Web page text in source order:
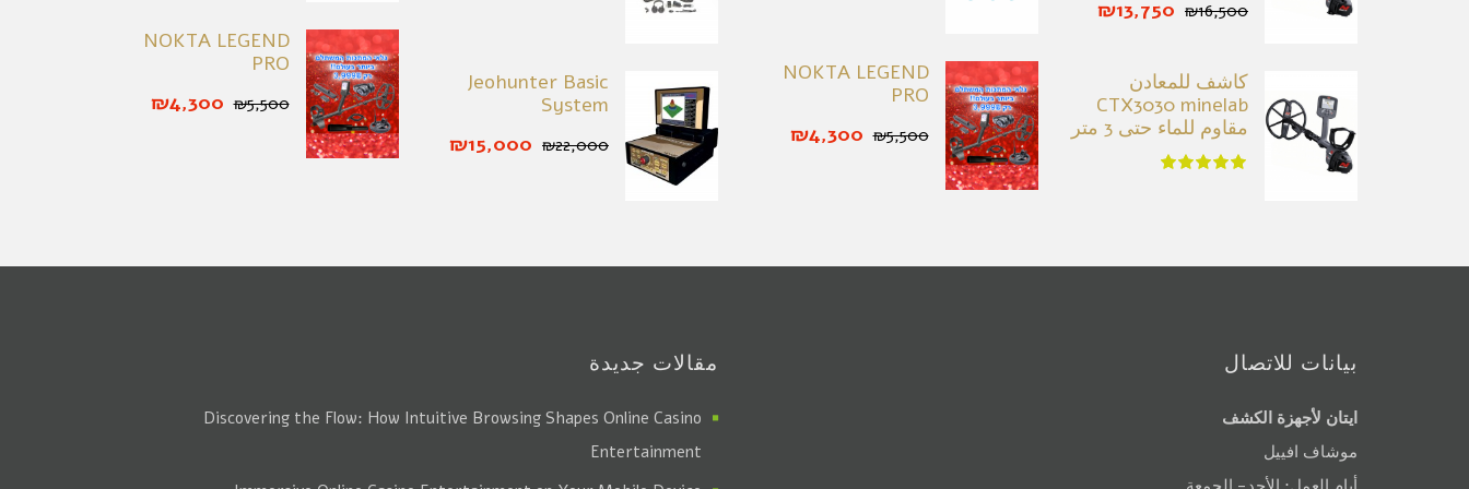
₪16,500
₪13,750
كاشف للمعادن
CTX3030 minelab
مقاوم للماء حتى 3 متر
NOKTA LEGEND
PRO
₪5,500
₪4,300
Jeohunter Basic
System
₪22,000
₪15,000
NOKTA LEGEND
PRO
₪5,500
₪4,300
بيانات للاتصال
ايتان لأجهزة الكشف
موشاف افييل
مقالات جديدة
Discovering the Flow: How Intuitive Browsing Shapes Online Casino
Entertainment